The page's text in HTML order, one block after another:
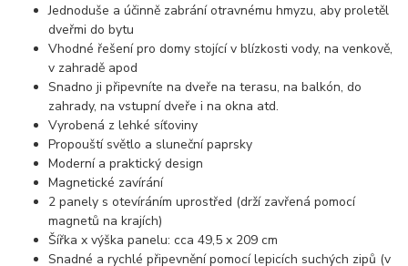
Jednoduše a účinně zabrání otravnému hmyzu, aby proletěl
dveřmi do bytu
Vhodné řešení pro domy stojící v blízkosti vody, na venkově,
v zahradě apod
Snadno ji připevníte na dveře na terasu, na balkón, do
zahrady, na vstupní dveře i na okna atd.
Vyrobená z lehké síťoviny
Propouští světlo a sluneční paprsky
Moderní a praktický design
Magnetické zavírání
2 panely s otevíráním uprostřed (drží zavřená pomocí
magnetů na krajích)
Šířka x výška panelu: cca 49,5 x 209 cm
Snadné a rychlé připevnění pomocí lepicích suchých zipů (v